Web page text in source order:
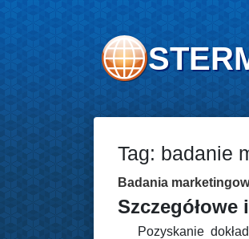
Tag: badanie
Badania
Pozyskanie